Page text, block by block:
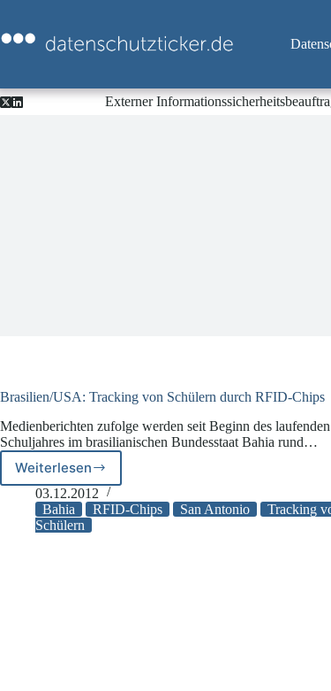
springen
Externer
Brasilien/USA: Tracking von Schülern durch RFID-Chips
Medienberichten zufolge werden seit Beginn des laufenden
Schuljahres im brasilianischen Bundesstaat Bahia rund…
WeiterlesenBrasilien/USA:
Tracking
von
Schülern
03.12.2012
Bahia
RFID-Chips San Antonio
Tracking
Schülern